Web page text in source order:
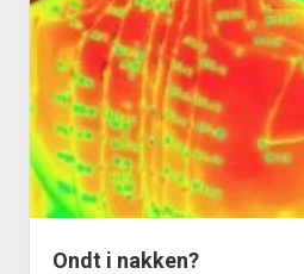
Ondt i nakken?